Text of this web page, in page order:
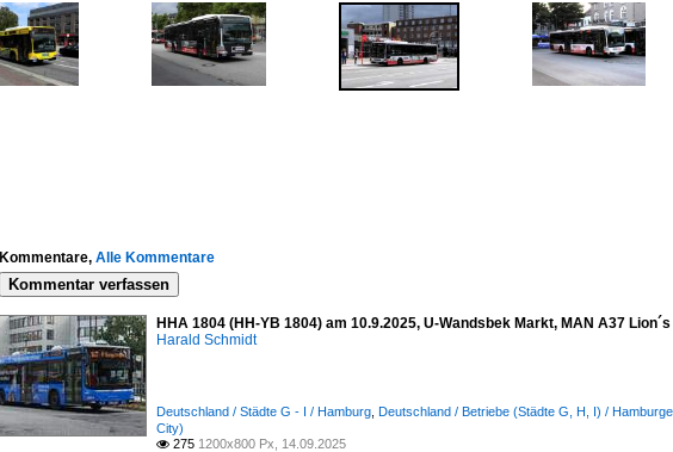
Kommentare, Alle Kommentare
Kommentar verfassen
HHA 1804 (HH-YB 1804) am 10.9.2025, U-Wandsbek Markt, MAN A37
Harald Schmidt
Deutschland / Städte G - I / Hamburg Deutschland / Betriebe (Städte G, H, I) /
City)
 275 1200x800 Px, 14.09.2025